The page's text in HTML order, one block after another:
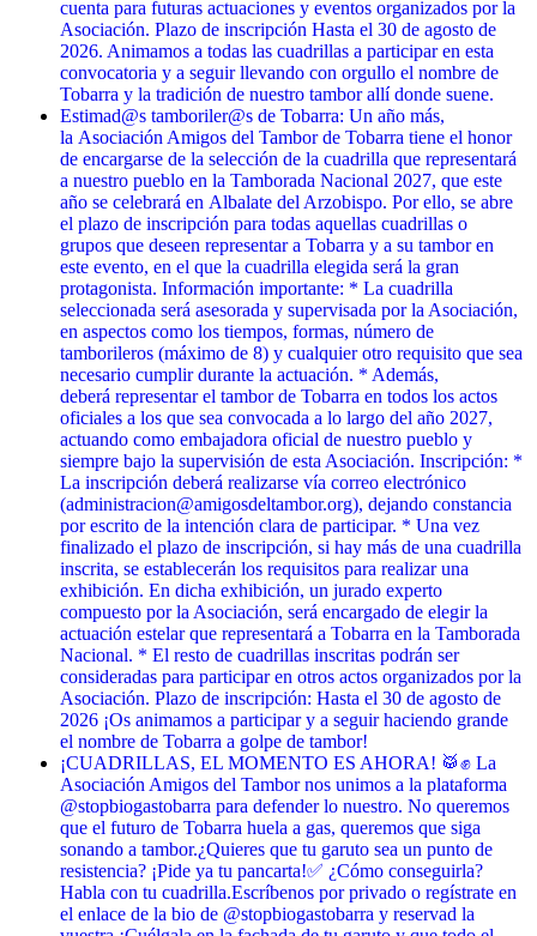
cuenta para futuras actuaciones y eventos organizados por la
Asociación. Plazo de inscripción Hasta el 30 de agosto de
2026. Animamos a todas las cuadrillas a participar en esta
convocatoria y a seguir llevando con orgullo el nombre de
Tobarra y la tradición de nuestro tambor allí donde suene.
Estimad@s tamboriler@s de Tobarra: Un año más,
la Asociación Amigos del Tambor de Tobarra tiene el honor
de encargarse de la selección de la cuadrilla que representará
a nuestro pueblo en la Tamborada Nacional 2027, que este
año se celebrará en Albalate del Arzobispo. Por ello, se abre
el plazo de inscripción para todas aquellas cuadrillas o
grupos que deseen representar a Tobarra y a su tambor en
este evento, en el que la cuadrilla elegida será la gran
protagonista. Información importante: * La cuadrilla
seleccionada será asesorada y supervisada por la Asociación,
en aspectos como los tiempos, formas, número de
tamborileros (máximo de 8) y cualquier otro requisito que sea
necesario cumplir durante la actuación. * Además,
deberá representar el tambor de Tobarra en todos los actos
oficiales a los que sea convocada a lo largo del año 2027,
actuando como embajadora oficial de nuestro pueblo y
siempre bajo la supervisión de esta Asociación. Inscripción: *
La inscripción deberá realizarse vía correo electrónico
(administracion@amigosdeltambor.org), dejando constancia
por escrito de la intención clara de participar. * Una vez
finalizado el plazo de inscripción, si hay más de una cuadrilla
inscrita, se establecerán los requisitos para realizar una
exhibición. En dicha exhibición, un jurado experto
compuesto por la Asociación, será encargado de elegir la
actuación estelar que representará a Tobarra en la Tamborada
Nacional. * El resto de cuadrillas inscritas podrán ser
consideradas para participar en otros actos organizados por la
Asociación. Plazo de inscripción: Hasta el 30 de agosto de
2026 ¡Os animamos a participar y a seguir haciendo grande
el nombre de Tobarra a golpe de tambor!
¡CUADRILLAS, EL MOMENTO ES AHORA! 🥁✊ La
Asociación Amigos del Tambor nos unimos a la plataforma
@stopbiogastobarra para defender lo nuestro. No queremos
que el futuro de Tobarra huela a gas, queremos que siga
sonando a tambor. ​¿Quieres que tu garuto sea un punto de
resistencia? ¡Pide ya tu pancarta! ​✅ ¿Cómo conseguirla? ​
Habla con tu cuadrilla. ​Escríbenos por privado o regístrate en
el enlace de la bio de @stopbiogastobarra y reservad la